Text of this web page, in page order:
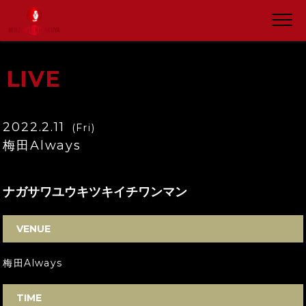
LIVE
2022.2.11 (Fri)
梅田Always
ナガサワユウキツキイチワンマン
VENUE
梅田Always
TIME